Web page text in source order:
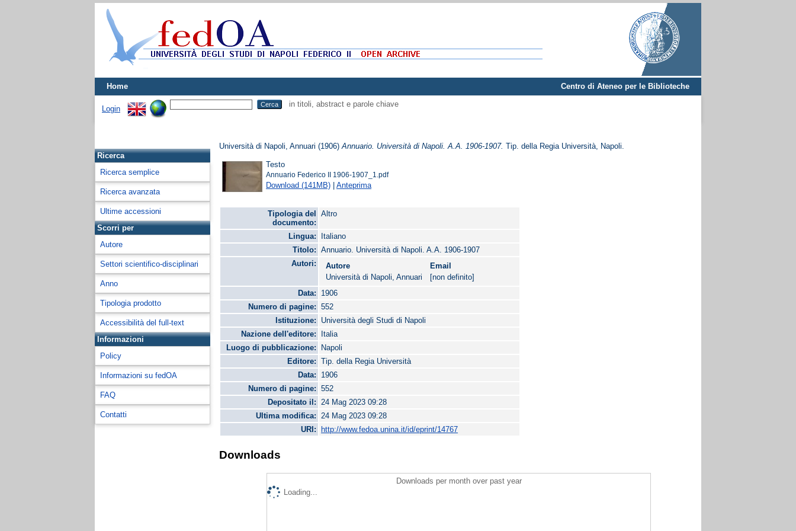
Home Centro di Ateneo per le Biblioteche
Login
in titoli, abstract e parole chiave
Ricerca
Ricerca semplice
Ricerca avanzata
Ultime accessioni
Scorri per
Autore
Settori scientifico-disciplinari
Anno
Tipologia prodotto
Accessibilità del full-text
Informazioni
Policy
Informazioni su fedOA
FAQ
Contatti
Università di Napoli, Annuari (1906)Annuario. Università di Napoli. A.A. 1906-1907. Tip. della Regia Università, Napoli.
Testo
Annuario Federico II 1906-1907_1.pdf
Download (141MB) |Anteprima
Tipologia del
documento:
Altro
Lingua:
Italiano
Titolo:
Annuario. Università di Napoli. A.A. 1906-1907
Autori:
Autore
Email
Università di Napoli, Annuari
[non definito]
Data:
1906
Numero di pagine:
552
Istituzione:
Università degli Studi di Napoli
Nazione dell'editore:
Italia
Luogo di pubblicazione:
Napoli
Editore:
Tip. della Regia Università
Data:
1906
Numero di pagine:
552
Depositato il:
24 Mag 2023 09:28
Ultima modifica:
24 Mag 2023 09:28
URI:
http://www.fedoa.unina.it/id/eprint/14767
Downloads
Downloads per month over past year
Loading...